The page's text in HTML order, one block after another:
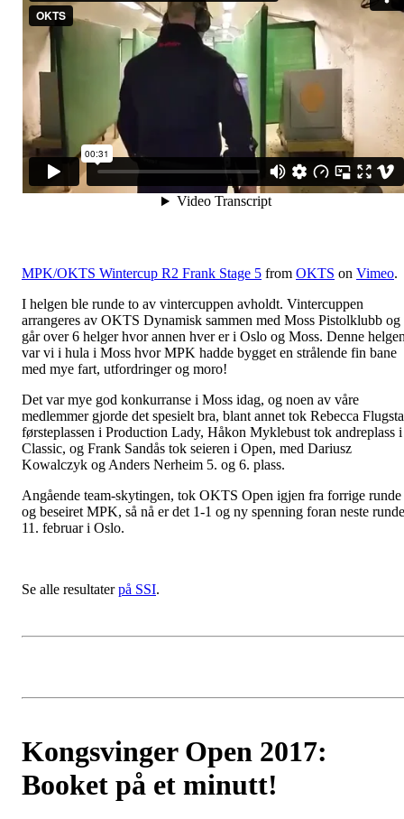
MPK/OKTS Wintercup R2 Frank Stage 5 from OKTS on Vimeo.
I helgen ble runde to av vintercuppen avholdt. Vintercuppen
arrangeres av OKTS Dynamisk sammen med Moss Pistolklubb og
går over 6 helger hvor annen hver er i Oslo og Moss. Denne
var vi i hula i Moss hvor MPK hadde bygget en strålende fin bane
med mye fart, utfordringer og moro!
Det var mye god konkurranse i Moss idag, og noen av våre
medlemmer gjorde det spesielt bra, blant annet tok Rebecca
førsteplassen i Production Lady, Håkon Myklebust tok andreplass i
Classic, og Frank Sandås tok seieren i Open, med Dariusz
Kowalczyk og Anders Nerheim 5. og 6. plass.
Angående team-skytingen, tok OKTS Open igjen fra forrige runde
og beseiret MPK, så nå er det 1-1 og ny spenning foran neste runde
11. februar i Oslo.
Se alle resultaterpå SSI.
Kongsvinger Open 2017:
Booket på et minutt!